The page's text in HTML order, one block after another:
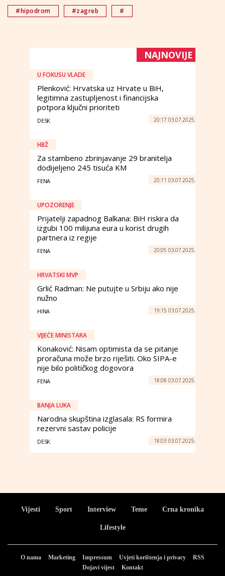
#hipodrom
#zagreb #
NAJNOVIJE
U FOKUSU VLADE
Plenković: Hrvatska uz Hrvate u BiH,
legitimna zastupljenost i financijska
potpora ključni prioriteti
DESK 20:17 03.07.2025.
HBŽ
Za stambeno zbrinjavanje 29 branitelja
dodijeljeno 245 tisuća KM
FENA 20:11 03.07.2025.
UPOZORENJE
Prijatelji zapadnog Balkana: BiH riskira da
izgubi 100 milijuna eura u korist drugih
partnera iz regije
FENA 20:05 03.07.2025.
HRVATSKI MVP
Grlić Radman: Ne putujte u Srbiju ako nije
nužno
HINA 19:15 03.07.2025.
VIJEĆE MINISTARA
Konaković: Nisam optimista da se pitanje
proračuna može brzo riješiti. Oko SIPA-e
nije bilo političkog dogovora
FENA 18:08 03.07.2025.
BANJA LUKA
Narodna skupština izglasala: RS formira
rezervni sastav policije
DESK 18:03 03.07.2025.
Vijesti Sport Interview Teme Crna kronika
Lifestyle
O nama Marketing Impressum Uvjeti korištenja i privacy
RSS
Dojavi vijest
Kontakt